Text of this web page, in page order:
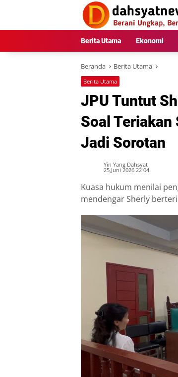
Berita Utama Ekonomi
Beranda Berita Utama
Berita Utama
JPU Tuntut
Soal
Jadi Sorotan
Yin Yang Dahsyat
25,Juni 2026 22 04
Kuasa hukum menilai
mendengar Sherly